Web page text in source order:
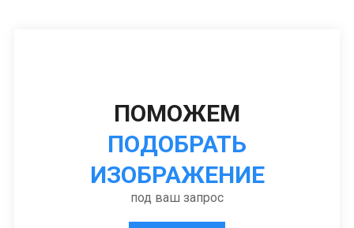
ПОМОЖЕМ
ПОДОБРАТЬ
ИЗОБРАЖЕНИЕ
под ваш запрос